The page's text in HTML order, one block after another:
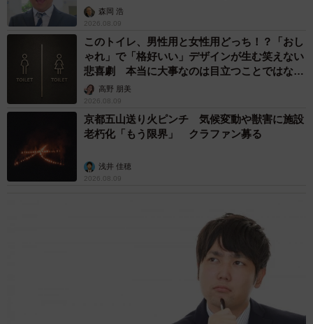
森岡 浩
2026.08.09
このトイレ、男性用と女性用どっち！？「おし
ゃれ」で「格好いい」デザインが生む笑えない
悲喜劇 本当に大事なのは目立つことではな
く…高野 朋美
2026.08.09
京都五山送り火ピンチ 気候変動や獣害に施設
老朽化「もう限界」 クラファン募る
浅井 佳穂
2026.08.09